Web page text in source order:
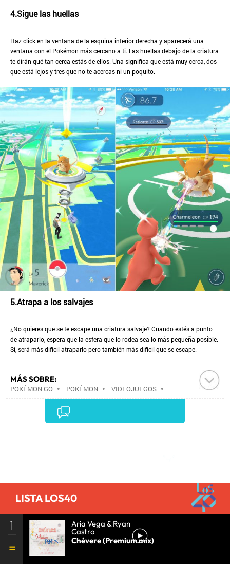
4.Sigue las huellas
Haz click en la ventana de la esquina inferior derecha y aparecerá una
ventana con el Pokémon más cercano a ti. Las huellas debajo de la criatura
te dirán qué tan cerca estás de ellos. Una significa que está muy cerca, dos
que está lejos y tres que no te acercas ni un poquito.
5.Atrapa a los salvajes
¿No quieres que se te escape una criatura salvaje? Cuando estés a punto
de atraparlo, espera que la esfera que lo rodea sea lo más pequeña posible.
Sí, será más difícil atraparlo pero también más difícil que se escape.
MÁS SOBRE:
POKÉMON GO • POKÉMON • VIDEOJUEGOS •
INFORMÁTICA•ESTILO VIDA•
LISTA LOS40
1 Aria Vega & Ryan
Castro
Chévere (Premium mix)